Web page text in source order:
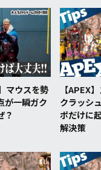
マウスを勢
が一瞬ガク
？
【APEX
クラッシ
ポだけに
解決策